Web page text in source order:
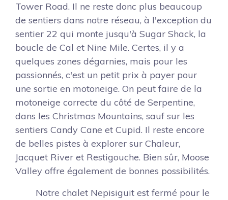
Tower Road. Il ne reste donc plus beaucoup
de sentiers dans notre réseau, à l'exception du
sentier 22 qui monte jusqu'à Sugar Shack, la
boucle de Cal et Nine Mile. Certes, il y a
quelques zones dégarnies, mais pour les
passionnés, c'est un petit prix à payer pour
une sortie en motoneige. On peut faire de la
motoneige correcte du côté de Serpentine,
dans les Christmas Mountains, sauf sur les
sentiers Candy Cane et Cupid. Il reste encore
de belles pistes à explorer sur Chaleur,
Jacquet River et Restigouche. Bien sûr, Moose
Valley offre également de bonnes possibilités.
Notre chalet Nepisiguit est fermé pour le